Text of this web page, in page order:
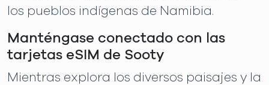
los pueblos indígenas de Namibia.
Manténgase conectado con las
tarjetas eSIM de Sooty
Mientras explora los diversos paisajes y la